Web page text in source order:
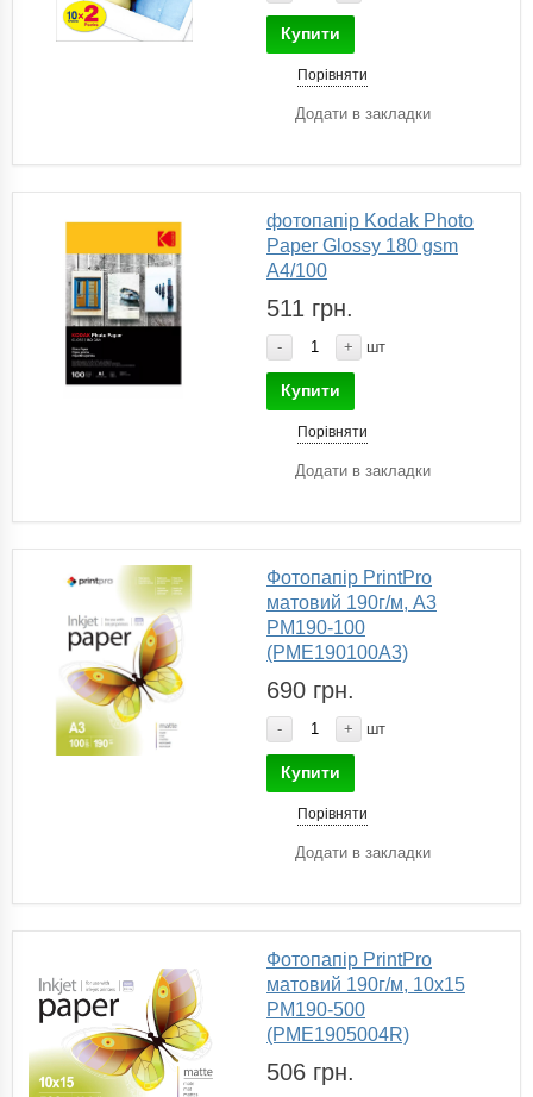
Купити
Порівняти
Додати в закладки
фотопапір Kodak Photo
Paper Glossy 180 gsm
A4/100
511 грн.
- + шт
Купити
Порівняти
Додати в закладки
Фотопапір PrintPro
матовий 190г/м, A3
PM190-100
(PME190100A3)
690 грн.
- + шт
Купити
Порівняти
Додати в закладки
Фотопапір PrintPro
матовий 190г/м, 10x15
PM190-500
(PME1905004R)
506 грн.